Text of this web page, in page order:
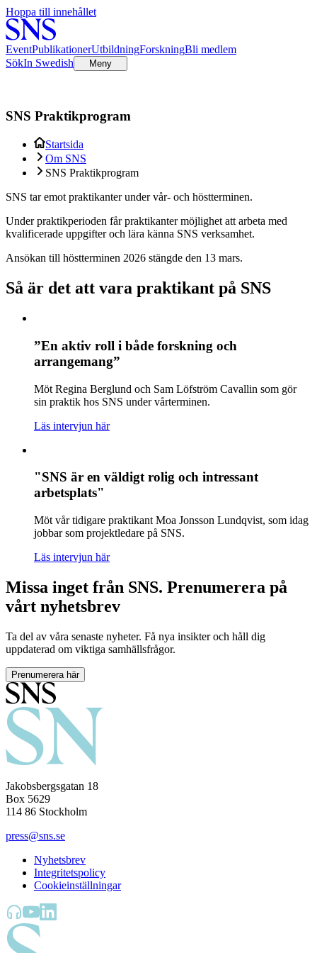
Hoppa till innehållet
EventPublikationerUtbildningForskningBli medlem
SökIn Swedish Meny
SNS Praktikprogram
Startsida
Om SNS
SNS Praktikprogram
SNS tar emot praktikanter under vår- och höstterminen.
Under praktikperioden får praktikanter möjlighet att arbeta med
kvalificerade uppgifter och lära känna SNS verksamhet.
Ansökan till höstterminen 2026 stängde den 13 mars.
Så är det att vara praktikant på SNS
”En aktiv roll i både forskning och
arrangemang”
Möt Regina Berglund och Sam Löfström Cavallin som gör
sin praktik hos SNS under vårterminen.
Läs intervjun här
"SNS är en väldigt rolig och intressant
arbetsplats"
Möt vår tidigare praktikant Moa Jonsson Lundqvist, som idag
jobbar som projektledare på SNS.
Läs intervjun här
Missa inget från SNS. Prenumerera på
vårt nyhetsbrev
Ta del av våra senaste nyheter. Få nya insikter och håll dig
uppdaterad om viktiga samhällsfrågor.
Prenumerera här
Jakobsbergsgatan 18
Box 5629
114 86 Stockholm
press@sns.se
Nyhetsbrev
Integritetspolicy
Cookieinställningar